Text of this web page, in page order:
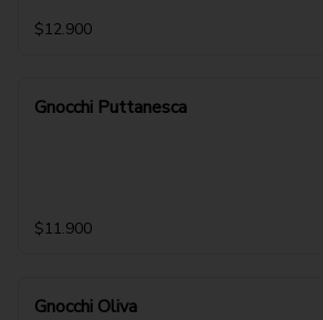
$12.900
Gnocchi Puttanesca
$11.900
Gnocchi Oliva